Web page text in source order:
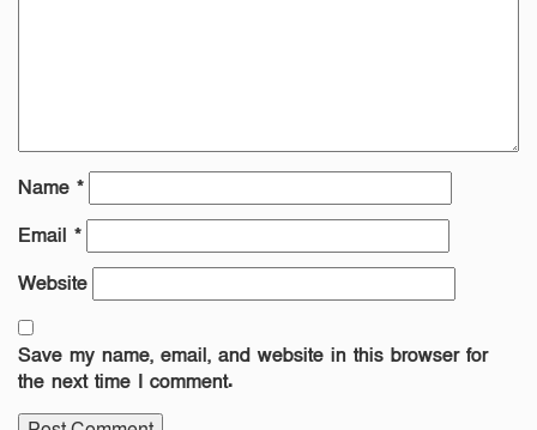
Name *
Email *
Website
Save my name, email, and website in this browser for
the next time I comment.